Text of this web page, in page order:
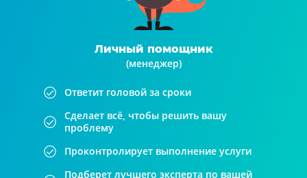
Личный помощник
(менеджер)
Ответит головой за сроки
Сделает всё, чтобы решить вашу
проблему
Проконтролирует выполнение услуги
Подберет лучшего эксперта по вашей